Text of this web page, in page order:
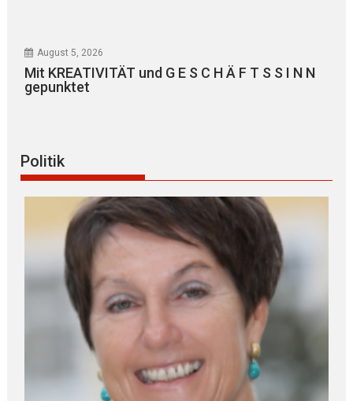
August 5, 2026
Mit KREATIVITÄT und G E S C H Ä F T S S I N N
gepunktet
Politik